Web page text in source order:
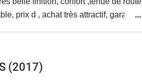
prix d , achat très attractif, garantie
(2017)